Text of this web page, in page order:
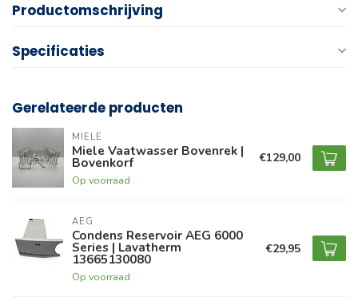
Productomschrijving
Specificaties
Gerelateerde producten
MIELE
Miele Vaatwasser Bovenrek |
Bovenkorf
Op voorraad
€129,00
AEG
Condens Reservoir AEG 6000
Series | Lavatherm
13665130080
Op voorraad
€29,95